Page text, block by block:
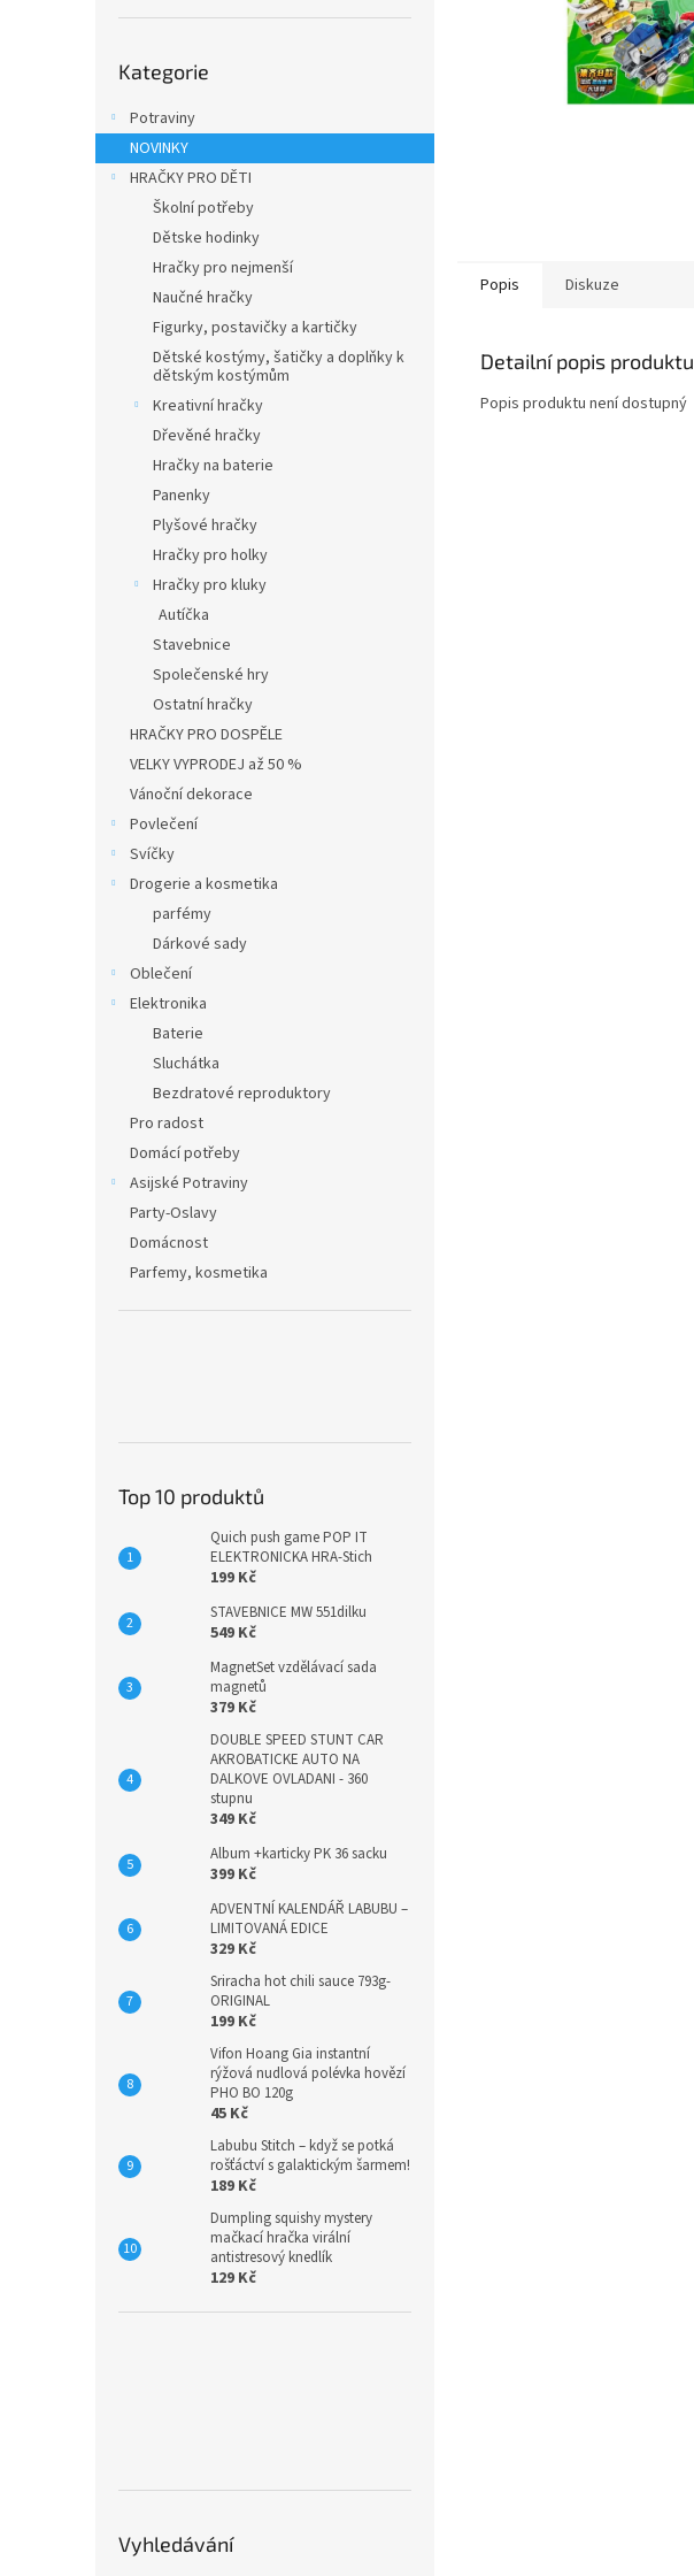
kategorie
Kategorie
Potraviny
NOVINKY
HRAČKY PRO DĚTI
Školní potřeby
Dětske hodinky
Hračky pro nejmenší
Naučné hračky
Figurky, postavičky a kartičky
Dětské kostýmy, šatičky a doplňky k
dětským kostýmům
Kreativní hračky
Dřevěné hračky
Hračky na baterie
Panenky
Plyšové hračky
Hračky pro holky
Hračky pro kluky
Autíčka
Stavebnice
Společenské hry
Ostatní hračky
HRAČKY PRO DOSPĚLE
VELKY VYPRODEJ až 50 %
Vánoční dekorace
Povlečení
Svíčky
Drogerie a kosmetika
parfémy
Dárkové sady
Oblečení
Elektronika
Baterie
Sluchátka
Bezdratové reproduktory
Pro radost
Domácí potřeby
Asijské Potraviny
Party-Oslavy
Domácnost
Parfemy, kosmetika
Top 10 produktů
Quich push game POP IT
ELEKTRONICKA HRA-Stich
199 Kč
STAVEBNICE MW 551dilku
549 Kč
MagnetSet vzdělávací sada
magnetů
379 Kč
DOUBLE SPEED STUNT CAR
AKROBATICKE AUTO NA
DALKOVE OVLADANI - 360
stupnu
349 Kč
Album +karticky PK 36 sacku
399 Kč
ADVENTNÍ KALENDÁŘ LABUBU –
LIMITOVANÁ EDICE
329 Kč
Sriracha hot chili sauce 793g-
ORIGINAL
199 Kč
Vifon Hoang Gia instantní
rýžová nudlová polévka hovězí
PHO BO 120g
45 Kč
Labubu Stitch – když se potká
rošťáctví s galaktickým šarmem!
189 Kč
Dumpling squishy mystery
mačkací hračka virální
antistresový knedlík
129 Kč
Vyhledávání
Popis Diskuze
Detailní popis produktu
Popis produktu není dostupný